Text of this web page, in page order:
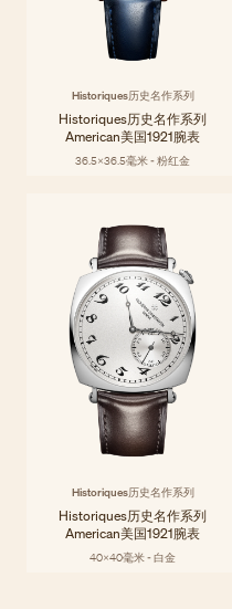
Historiques历史名作系列
Historiques历史名作系列
American美国1921腕表
36.5x36.5毫米 - 粉红金
Historiques历史名作系列
Historiques历史名作系列
American美国1921腕表
40x40毫米 - 白金